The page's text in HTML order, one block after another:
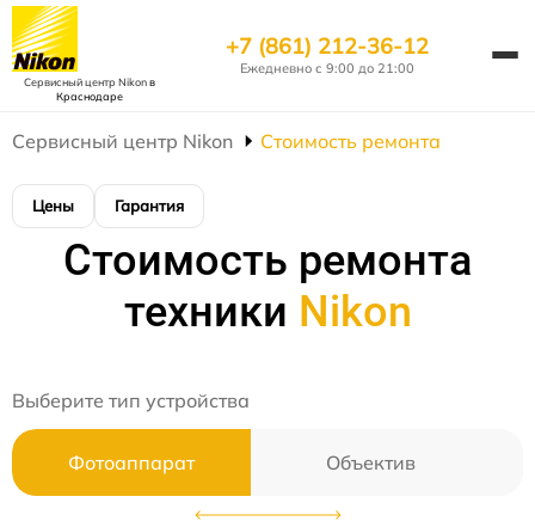
Сервисный центр Nikonв
Краснодаре
+7 (861) 212-36-12
Ежедневно с 9:00 до 21:00
Сервисный центр Nikon Стоимость ремонта
Цены Гарантия
Стоимость ремонта
техники Nikon
Выберите тип устройства
Фотоаппарат Объектив